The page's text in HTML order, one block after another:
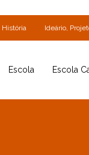
História Ideário,
Escola Escola